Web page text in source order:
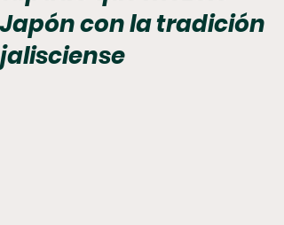
Japón con la tradición
jalisciense